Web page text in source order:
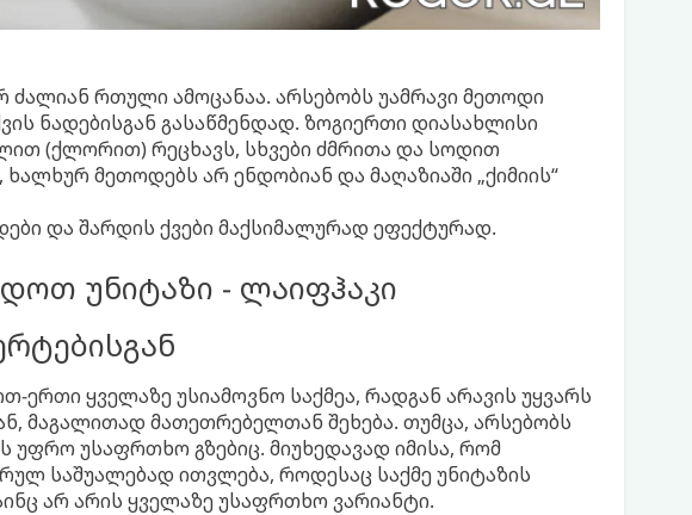
ძალიან რთული ამოცანაა. არსებობს უამრავი მეთოდი
ნადებისგან გასაწმენდად. ზოგიერთი დიასახლისი
(ქლორით) რეცხავს, სხვები ძმრითა და სოდით
ხალხურ მეთოდებს არ ენდობიან და მაღაზიაში „ქიმიის“
და შარდის ქვები მაქსიმალურად ეფექტურად.
უნიტაზი - ლაიფჰაკი
ყველაზე უსიამოვნო საქმეა, რადგან არავის უყვარს
მაგალითად მათეთრებელთან შეხება. თუმცა, არსებობს
უფრო უსაფრთხო გზებიც. მიუხედავად იმისა, რომ
საშუალებად ითვლება, როდესაც საქმე უნიტაზის
არ არის ყველაზე უსაფრთხო ვარიანტი.